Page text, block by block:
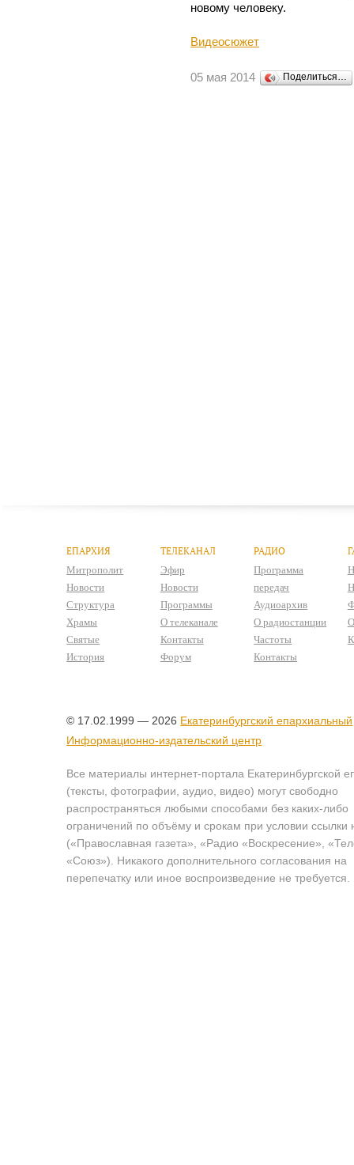
новому человеку.
Видеосюжет
05 мая 2014 Поделиться…
ЕПАРХИЯ
Митрополит
Новости
Структура
Храмы
Святые
История
ТЕЛЕКАНАЛ
Эфир
Новости
Программы
О телеканале
Контакты
Форум
РАДИО
Программа
передач
Аудиоархив
О радиостанции
Частоты
Контакты
© 17.02.1999 — 2026 Екатеринбургский епархиальный
Информационно-издательский центр
Все материалы интернет-портала Екатеринбургской
(тексты, фотографии, аудио, видео) могут свободно
распространяться любыми способами без каких-либо
ограничений по объёму и срокам при условии ссылки
(«Православная газета», «Радио «Воскресение»,
«Союз»). Никакого дополнительного согласования на
перепечатку или иное воспроизведение не требуется.